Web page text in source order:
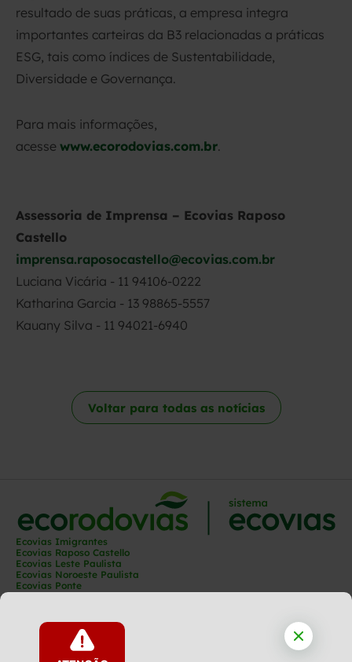
resultado de suas práticas, a empresa integra
importantes carteiras da B3 relacionadas a práticas
ESG, tais como índices de Sustentabilidade,
Diversidade e Governança.
Para mais informações,
acesse www.ecorodovias.com.br.
Assessoria de Imprensa – Ecovias Raposo
Castello
imprensa.raposocastello@ecovias.com.br
Luciana Vicária - 11 94106-0222
Katharina Garcia - 13 98865-5557
Kauany Silva - 11 94021-6940
Voltar para todas as notícias
Ecovias Imigrantes
Ecovias Raposo Castello
Ecovias Leste Paulista
Ecovias Noroeste Paulista
Ecovias Ponte
Ecovias Norte Minas
Ecovias Cerrado
Ecovias Araguaia